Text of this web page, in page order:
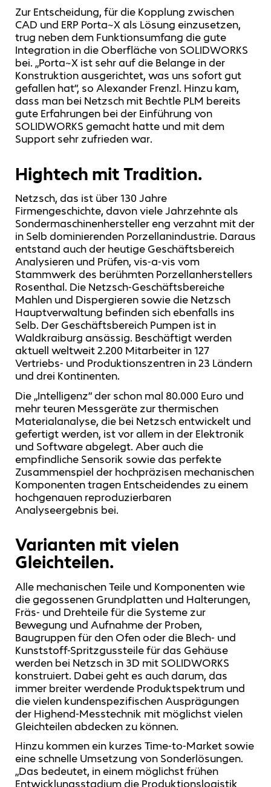
Zur Entscheidung, für die Kopplung zwischen
CAD und ERP Porta~X als Lösung einzusetzen,
trug neben dem Funktionsumfang die gute
Integration in die Oberfläche von SOLIDWORKS
bei. „Porta~X ist sehr auf die Belange in der
Konstruktion ausgerichtet, was uns sofort gut
gefallen hat“, so Alexander Frenzl. Hinzu kam,
dass man bei Netzsch mit Bechtle PLM bereits
gute Erfahrungen bei der Einführung von
SOLIDWORKS gemacht hatte und mit dem
Support sehr zufrieden war.
Hightech mit Tradition.
Netzsch, das ist über 130 Jahre
Firmengeschichte, davon viele Jahrzehnte als
Sondermaschinenhersteller eng verzahnt mit der
in Selb dominierenden Porzellanindustrie. Daraus
entstand auch der heutige Geschäftsbereich
Analysieren und Prüfen, vis-a-vis vom
Stammwerk des berühmten Porzellanherstellers
Rosenthal. Die Netzsch-Geschäftsbereiche
Mahlen und Dispergieren sowie die Netzsch
Hauptverwaltung befinden sich ebenfalls ins
Selb. Der Geschäftsbereich Pumpen ist in
Waldkraiburg ansässig. Beschäftigt werden
aktuell weltweit 2.200 Mitarbeiter in 127
Vertriebs- und Produktionszentren in 23 Ländern
und drei Kontinenten.
Die „Intelligenz“ der schon mal 80.000 Euro und
mehr teuren Messgeräte zur thermischen
Materialanalyse, die bei Netzsch entwickelt und
gefertigt werden, ist vor allem in der Elektronik
und Software abgelegt. Aber auch die
empfindliche Sensorik sowie das perfekte
Zusammenspiel der hochpräzisen mechanischen
Komponenten tragen Entscheidendes zu einem
hochgenauen reproduzierbaren
Analyseergebnis bei.
Varianten mit vielen
Gleichteilen.
Alle mechanischen Teile und Komponenten wie
die gegossenen Grundplatten und Halterungen,
Fräs- und Drehteile für die Systeme zur
Bewegung und Aufnahme der Proben,
Baugruppen für den Ofen oder die Blech- und
Kunststoff-Spritzgussteile für das Gehäuse
werden bei Netzsch in 3D mit SOLIDWORKS
konstruiert. Dabei geht es auch darum, das
immer breiter werdende Produktspektrum und
die vielen kundenspezifischen Ausprägungen
der Highend-Messtechnik mit möglichst vielen
Gleichteilen abdecken zu können.
Hinzu kommen ein kurzes Time-to-Market sowie
eine schnelle Umsetzung von Sonderlösungen.
„Das bedeutet, in einem möglichst frühen
Entwicklungsstadium die Produktionslogistik